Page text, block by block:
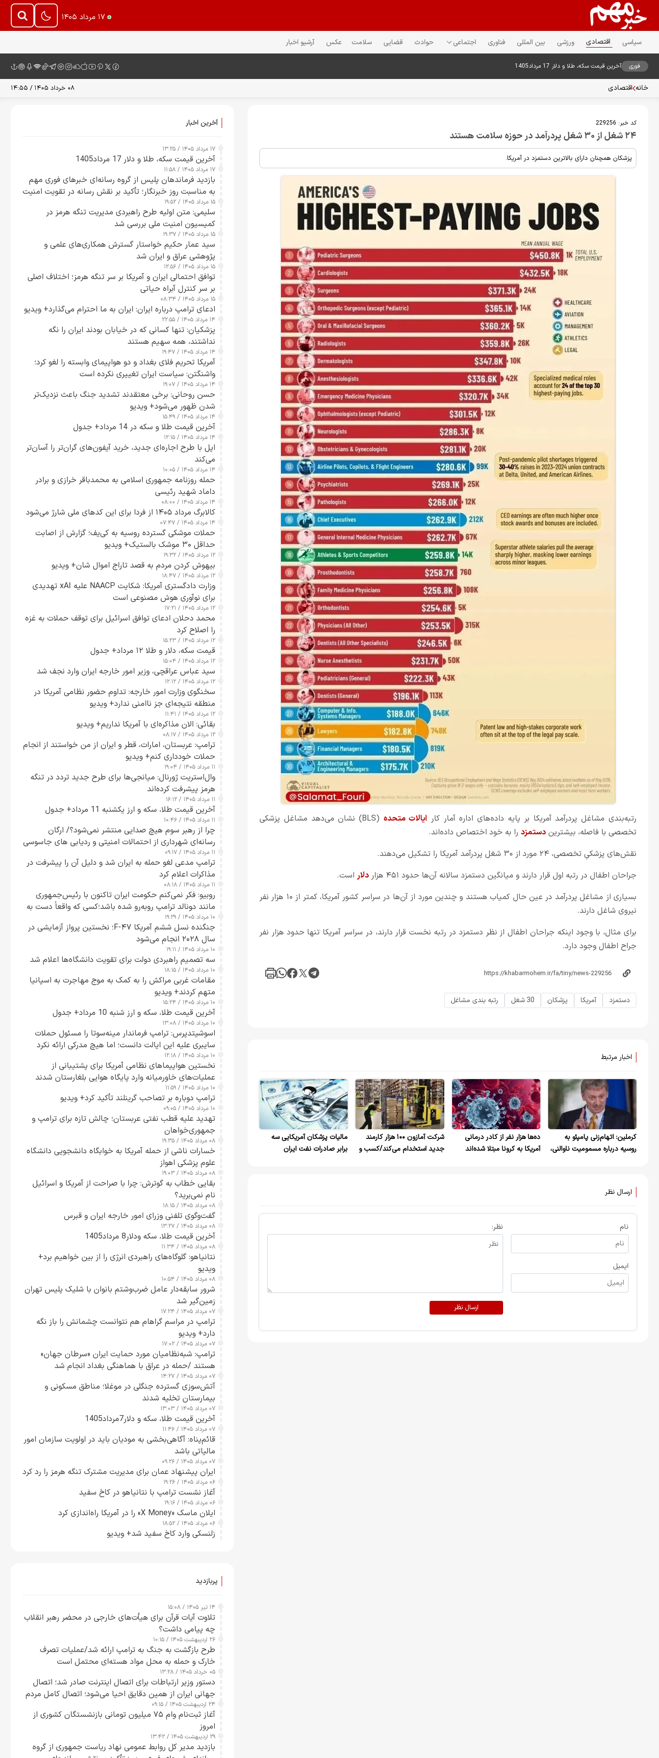
۱۷ مرداد ۱۴۰۵
سیاسی اقتصادی ورزشی بین المللی فناوری اجتماعی حوادث قضایی سلامت عکس آرشیو اخبار
فوری آخرین قیمت سکه، طلا و دلار 17 مرداد1405
خانه اقتصادی ۰۸ خرداد ۱۴۰۵ / ۱۴:۵۵
کد خبر: 229256
۲۴ شغل از ۳۰ شغل پردرآمد در حوزه سلامت هستند
پزشکان همچنان دارای بالاترین دستمزد در آمریکا.
رتبه‌بندی مشاغل پردرآمد آمریکا بر پایه داده‌های اداره آمار کار ایالات متحده
(BLS) نشان می‌دهد مشاغل پزشکی
تخصصی با فاصله، بیشترین دستمزد را به خود اختصاص داده‌اند.
نقش‌های پزشکیِ تخصصی، ۲۴ مورد از ۳۰ شغل پردرآمد آمریکا را تشکیل می‌دهند.
جراحان اطفال در رتبه اول قرار دارند و میانگین دستمزد سالانه آن‌ها حدود ۴۵۱ هزار
دلار است.
بسیاری از مشاغل پردرآمد در عین حال کمیاب هستند و چندین مورد از آن‌ها در سراسر کشور آمریکا، کمتر از ۱۰ هزار نفر
نیروی شاغل دارند.
برای مثال، با وجود اینکه جراحان اطفال از نظر دستمزد در رتبه نخست قرار دارند، در سراسر آمریکا تنها حدود هزار نفر
جراح اطفال وجود دارد.
دستمزد آمریکا پزشکان 30 شغل رتبه بندی مشاغل
اخبار مرتبط
کرملین: اتهام‌زنی پامپئو به
روسیه درباره مسمومیت ناوالنی،
ده‌ها هزار نفر از کادر درمانی
آمریکا به کرونا مبتلا شده‌اند
شرکت آمازون ۱۰۰ هزار کارمند
جدید استخدام می‌کند/کسب و
مالیات پزشکان آمریکایی سه
برابر صادرات نفت ایران
ارسال نظر
نام
ایمیل
نظر:
ارسال نظر
آخرین اخبار
۱۷ مرداد ۱۴۰۵ / ۱۳:۲۵
آخرین قیمت سکه، طلا و دلار 17 مرداد1405
۱۷ مرداد ۱۴۰۵ / ۱۱:۵۸
بازدید فرماندهان پلیس از گروه رسانه‌ای خبرهای فوری مهم
به مناسبت روز خبرنگار؛ تأکید بر نقش رسانه در تقویت امنیت
و اعتماد عمومی
۱۵ مرداد ۱۴۰۵ / ۱۹:۵۲
سلیمی: متن اولیه طرح راهبردی مدیریت تنگه هرمز در
کمیسیون امنیت ملی بررسی شد
۱۵ مرداد ۱۴۰۵ / ۱۹:۳۷
سید عمار حکیم خواستار گسترش همکاری‌های علمی و
پژوهشی عراق و ایران شد
۱۵ مرداد ۱۴۰۵ / ۱۲:۵۶
توافق احتمالی ایران و آمریکا بر سر تنگه هرمز؛ اختلاف اصلی
بر سر کنترل آبراه حیاتی
۱۵ مرداد ۱۴۰۵ / ۰۸:۳۴
ادعای ترامپ درباره ایران: ایران به ما احترام می‌گذارد+ ویدیو
۱۴ مرداد ۱۴۰۵ / ۲۲:۵۵
پزشکیان: تنها کسانی که در خیابان بودند ایران را نگه
نداشتند، همه سهیم هستند
۱۴ مرداد ۱۴۰۵ / ۱۹:۴۷
آمریکا تحریم فلای بغداد و دو هواپیمای وابسته را لغو کرد؛
واشنگتن: سیاست ایران تغییری نکرده است
۱۴ مرداد ۱۴۰۵ / ۱۹:۰۷
حسن روحانی: برخی معتقدند تشدید جنگ باعث نزدیک‌تر
شدن ظهور می‌شود+ ویدیو
۱۴ مرداد ۱۴۰۵ / ۱۵:۴۹
آخرین قیمت طلا و سکه در 14 مرداد+ جدول
۱۴ مرداد ۱۴۰۵ / ۱۲:۱۵
اپل با طرح اجاره‌ای جدید، خرید آیفون‌های گران‌تر را آسان‌تر
می‌کند
۱۴ مرداد ۱۴۰۵ / ۱۰:۰۵
حمله روزنامه جمهوری اسلامی به محمدباقر خرازی و برادر
داماد شهید رئیسی
۱۴ مرداد ۱۴۰۵ / ۰۸:۰۰
کالابرگ مرداد ۱۴۰۵ از فردا برای این کدهای ملی شارژ می‌شود
۱۴ مرداد ۱۴۰۵ / ۰۷:۴۷
حملات موشکی گسترده روسیه به کی‌یف؛ گزارش از اصابت
حداقل ۳۰ موشک بالستیک+ ویدیو
۱۲ مرداد ۱۴۰۵ / ۱۹:۳۲
بیهوش کردن مردم به قصد تاراج اموال شان+ ویدیو
۱۲ مرداد ۱۴۰۵ / ۱۸:۴۷
وزارت دادگستری آمریکا: شکایت NAACP علیه xAI تهدیدی
برای نوآوری هوش مصنوعی است
۱۲ مرداد ۱۴۰۵ / ۱۷:۲۱
محمد دحلان ادعای توافق اسرائیل برای توقف حملات به غزه
را اصلاح کرد
۱۲ مرداد ۱۴۰۵ / ۱۵:۲۳
قیمت سکه، دلار و طلا ۱۲ مرداد+ جدول
۱۲ مرداد ۱۴۰۵ / ۱۵:۰۴
سید عباس عراقچی، وزیر امور خارجه ایران وارد نجف شد
۱۲ مرداد ۱۴۰۵ / ۱۲:۱۲
سخنگوی وزارت امور خارجه: تداوم حضور نظامی آمریکا در
منطقه نتیجه‌ای جز ناامنی ندارد+ ویدیو
۱۲ مرداد ۱۴۰۵ / ۱۱:۴۱
بقائی: الان مذاکره‌ای با آمریکا نداریم+ ویدیو
۱۲ مرداد ۱۴۰۵ / ۰۸:۱۷
ترامپ: عربستان، امارات، قطر و ایران از من خواستند از انجام
حملات خودداری کنم+ ویدیو
۱۱ مرداد ۱۴۰۵ / ۱۹:۰۴
وال‌استریت ژورنال: میانجی‌ها برای طرح جدید تردد در تنگه
هرمز پیشرفت کرده‌اند
۱۱ مرداد ۱۴۰۵ / ۱۶:۱۲
آخرین قیمت طلا، سکه و ارز یکشنبه 11 مرداد+ جدول
۱۱ مرداد ۱۴۰۵ / ۱۰:۴۶
چرا از رهبر سوم هیچ صدایی منتشر نمی‌شود؟/ ارگان
رسانه‌ای شهرداری از احتمالات امنیتی و ردیابی های جاسوسی
گفت
۱۱ مرداد ۱۴۰۵ / ۰۹:۱۷
ترامپ مدعی لغو حمله به ایران شد و دلیل آن را پیشرفت در
مذاکرات اعلام کرد
۱۱ مرداد ۱۴۰۵ / ۰۸:۱۸
روبیو: فکر نمی‌کنم حکومت ایران تاکنون با رئیس‌جمهوری
مانند دونالد ترامپ روبه‌رو شده باشد؛کسی که واقعاً دست به
اقدام می‌زند
۱۰ مرداد ۱۴۰۵ / ۱۹:۲۹
جنگنده نسل ششم آمریکا F-۴۷؛ نخستین پرواز آزمایشی در
سال ۲۰۲۸ انجام می‌شود
۱۰ مرداد ۱۴۰۵ / ۱۹:۱۱
سه تصمیم راهبردی دولت برای تقویت دانشگاه‌ها اعلام شد
۱۰ مرداد ۱۴۰۵ / ۱۸:۱۵
مقامات غربی مراکش را به کمک به موج مهاجرت به اسپانیا
متهم کردند+ ویدیو
۱۰ مرداد ۱۴۰۵ / ۱۵:۲۴
آخرین قیمت طلا، سکه و ارز شنبه 10 مرداد+ جدول
۱۰ مرداد ۱۴۰۵ / ۱۳:۰۸
اسوشیتدپرس: ترامپ فرماندار مینه‌سوتا را مسئول حملات
سایبری علیه این ایالت دانست؛ اما هیچ مدرکی ارائه نکرد
۱۰ مرداد ۱۴۰۵ / ۱۲:۱۸
نخستین هواپیماهای نظامی آمریکا برای پشتیبانی از
عملیات‌های خاورمیانه وارد پایگاه هوایی بلغارستان شدند
۱۰ مرداد ۱۴۰۵ / ۱۱:۵۹
ترامپ دوباره بر تصاحب گرینلند تأکید کرد+ ویدیو
۱۰ مرداد ۱۴۰۵ / ۰۹:۰۵
تهدید علیه قطب نفتی عربستان؛ چالش تازه برای ترامپ و
جمهوری‌خواهان
۰۸ مرداد ۱۴۰۵ / ۱۹:۳۵
خسارات ناشی از حمله آمریکا به خوابگاه دانشجویی دانشگاه
علوم پزشکی اهواز
۰۸ مرداد ۱۴۰۵ / ۱۹:۰۳
بقایی خطاب به گوترش: چرا با صراحت از آمریکا و اسرائیل
نام نمی‌برید؟
۰۸ مرداد ۱۴۰۵ / ۱۸:۱۵
گفت‌وگوی تلفنی وزرای امور خارجه ایران و قبرس
۰۸ مرداد ۱۴۰۵ / ۱۳:۲۷
آخرین قیمت طلا، سکه ودلار8 مرداد1405
۰۸ مرداد ۱۴۰۵ / ۱۱:۳۴
نتانیاهو: گلوگاه‌های راهبردی انرژی را از بین خواهیم برد+
ویدیو
۰۸ مرداد ۱۴۰۵ / ۱۰:۵۴
شرور سابقه‌دار عامل ضرب‌وشتم بانوان با شلیک پلیس تهران
زمین‌گیر شد
۰۷ مرداد ۱۴۰۵ / ۱۷:۲۴
ترامپ در مراسم گراهام هم نتوانست چشمانش را باز نگه
دارد+ ویدیو
۰۷ مرداد ۱۴۰۵ / ۱۷:۰۲
ترامپ: شبه‌نظامیان مورد حمایت ایران «سرطان جهان»
هستند /حمله در عراق با هماهنگی بغداد انجام شد
۰۷ مرداد ۱۴۰۵ / ۱۴:۲۷
آتش‌سوزی گسترده جنگلی در موغلا؛ مناطق مسکونی و
بیمارستان تخلیه شدند
۰۷ مرداد ۱۴۰۵ / ۱۳:۰۳
آخرین قیمت طلا، سکه و دلار7مرداد1405
۰۷ مرداد ۱۴۰۵ / ۱۱:۴۶
قائم‌پناه: آگاهی‌بخشی به مودیان باید در اولویت سازمان امور
مالیاتی باشد
۰۷ مرداد ۱۴۰۵ / ۰۹:۲۶
ایران پیشنهاد عمان برای مدیریت مشترک تنگه هرمز را رد کرد
۰۶ مرداد ۱۴۰۵ / ۱۹:۲۶
آغاز نشست ترامپ با نتانیاهو در کاخ سفید
۰۶ مرداد ۱۴۰۵ / ۱۹:۱۶
ایلان ماسک «X Money» را در آمریکا راه‌اندازی کرد
۰۶ مرداد ۱۴۰۵ / ۱۸:۵۲
زلنسکی وارد کاخ سفید شد+ ویدیو
پربازدید
۱۴ تیر ۱۴۰۵ / ۱۵:۰۸
تلاوت آیات قرآن برای هیأت‌های خارجی در محضر رهبر انقلاب
چه پیامی داشت؟
۲۶ اردیبهشت ۱۴۰۵ / ۱۰:۱۵
طرح‌ بازگشت به جنگ به ترامپ ارائه شد/عملیات تصرف
خارک و حمله به محل مواد هسته‌ای محتمل است
۰۵ خرداد ۱۴۰۵ / ۱۳:۲۸
دستور وزیر ارتباطات برای اتصال اینترنت صادر شد؛ اتصال
جهانی ایران از همین دقایق احیا می‌شود؛ اتصال کامل مردم
تا ۲۴ ساعت آینده
۲۴ اردیبهشت ۱۴۰۵ / ۰۹:۱۵
آغاز ثبت‌نام وام ۷۵ میلیون تومانی بازنشستگان کشوری از
امروز
۲۹ اردیبهشت ۱۴۰۵ / ۱۳:۴۲
بازدید مدیر کل روابط عمومی نهاد ریاست جمهوری از گروه